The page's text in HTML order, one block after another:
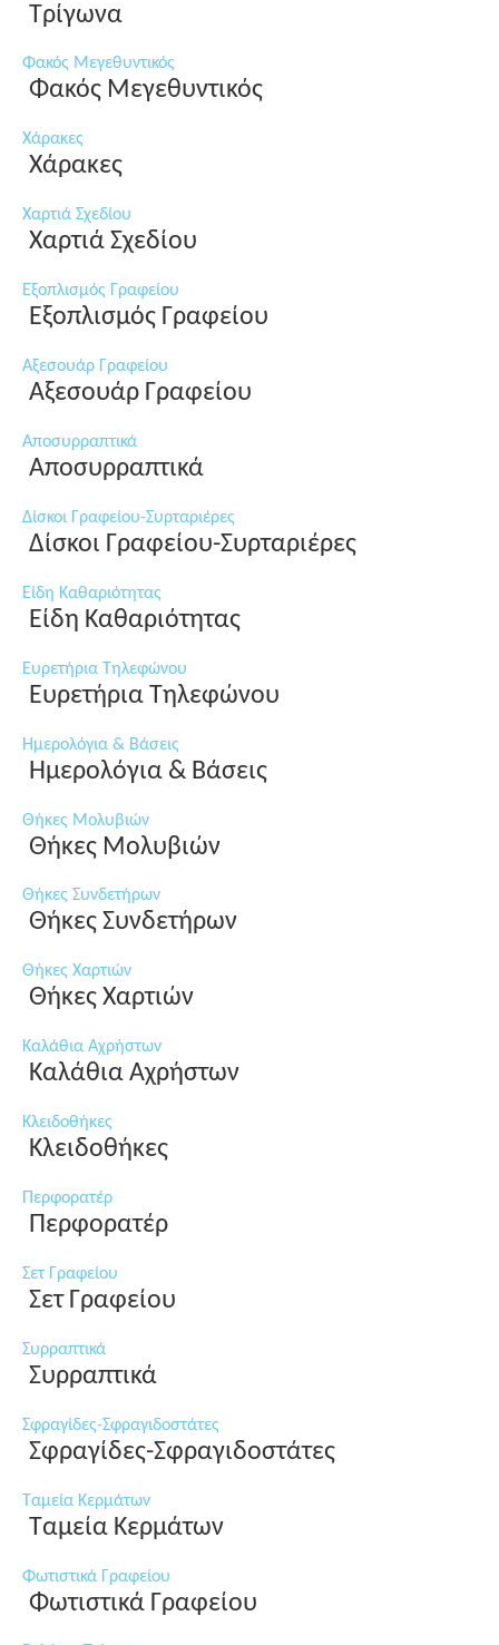
Τρίγωνα
Φακός Μεγεθυντικός
Φακός Μεγεθυντικός
Χάρακες
Χάρακες
Χαρτιά Σχεδίου
Χαρτιά Σχεδίου
Εξοπλισμός Γραφείου
Εξοπλισμός Γραφείου
Αξεσουάρ Γραφείου
Αξεσουάρ Γραφείου
Αποσυρραπτικά
Αποσυρραπτικά
Δίσκοι Γραφείου-Συρταριέρες
Δίσκοι Γραφείου-Συρταριέρες
Είδη Καθαριότητας
Είδη Καθαριότητας
Ευρετήρια Τηλεφώνου
Ευρετήρια Τηλεφώνου
Ημερολόγια & Βάσεις
Ημερολόγια & Βάσεις
Θήκες Μολυβιών
Θήκες Μολυβιών
Θήκες Συνδετήρων
Θήκες Συνδετήρων
Θήκες Χαρτιών
Θήκες Χαρτιών
Καλάθια Αχρήστων
Καλάθια Αχρήστων
Κλειδοθήκες
Κλειδοθήκες
Περφορατέρ
Περφορατέρ
Σετ Γραφείου
Σετ Γραφείου
Συρραπτικά
Συρραπτικά
Σφραγίδες-Σφραγιδοστάτες
Σφραγίδες-Σφραγιδοστάτες
Ταμεία Κερμάτων
Ταμεία Κερμάτων
Φωτιστικά Γραφείου
Φωτιστικά Γραφείου